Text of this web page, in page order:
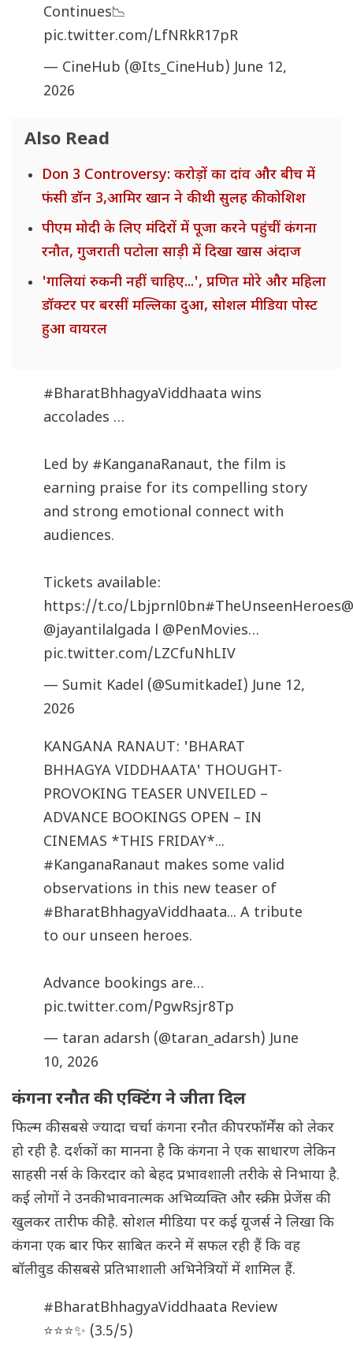
Continues📉
pic.twitter.com/LfNRkR17pR
— CineHub (@Its_CineHub)June 12,
2026
Also Read
Don 3 Controversy: करोड़ों का दांव और बीच में
फंसी डॉन 3,आमिर खान ने की थी सुलह की कोशिश
पीएम मोदी के लिए मंदिरों में पूजा करने पहुंचीं कंगना
रनौत, गुजराती पटोला साड़ी में दिखा खास अंदाज
'गालियां रुकनी नहीं चाहिए...', प्रणित मोरे और महिला
डॉक्टर पर बरसीं मल्लिका दुआ, सोशल मीडिया पोस्ट
हुआ वायरल
#BharatBhhagyaViddhaata wins
accolades …
Led by #KanganaRanaut, the film is
earning praise for its compelling story
and strong emotional connect with
audiences.
Tickets available:
https://t.co/Lbjprnl0bn#TheUnseenHeroes
@jayantilalgada l @PenMovies…
pic.twitter.com/LZCfuNhLIV
— Sumit Kadel (@SumitkadeI)June 12,
2026
KANGANA RANAUT: 'BHARAT
BHHAGYA VIDDHAATA' THOUGHT-
PROVOKING TEASER UNVEILED –
ADVANCE BOOKINGS OPEN – IN
CINEMAS *THIS FRIDAY*...
#KanganaRanaut makes some valid
observations in this new teaser of
#BharatBhhagyaViddhaata... A tribute
to our unseen heroes.
Advance bookings are…
pic.twitter.com/PgwRsjr8Tp
— taran adarsh (@taran_adarsh)June
10, 2026
कंगना रनौत की एक्टिंग ने जीता दिल
फिल्म की सबसे ज्यादा चर्चा कंगना रनौत की परफॉर्मेंस को लेकर
हो रही है. दर्शकों का मानना है कि कंगना ने एक साधारण लेकिन
साहसी नर्स के किरदार को बेहद प्रभावशाली तरीके से निभाया है.
कई लोगों ने उनकी भावनात्मक अभिव्यक्ति और स्क्रीन प्रेजेंस की
खुलकर तारीफ की है. सोशल मीडिया पर कई यूजर्स ने लिखा कि
कंगना एक बार फिर साबित करने में सफल रही हैं कि वह
बॉलीवुड की सबसे प्रतिभाशाली अभिनेत्रियों में शामिल हैं.
#BharatBhhagyaViddhaata Review
⭐⭐⭐✨ (3.5/5)